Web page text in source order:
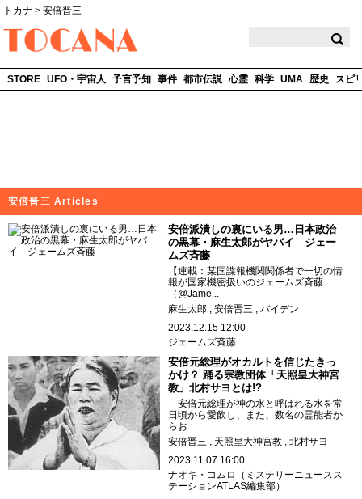
トカナ > 安倍晋三
STORE UFO・宇宙人 予言予知 事件 都市伝説 心霊 科学 UMA 歴史 スピ
安倍晋三 Articles
安倍派潰しの裏にいる男…日本政治
の黒幕・麻生太郎がヤバイ ジェー
ムズ斉藤
【連載：某国諜報機関関係者で一切の情
報が国家機密扱いのジェームズ斉藤
（@Jame...
麻生太郎
安倍晋三
バイデン
2023.12.15 12:00
ジェームズ斉藤
安倍元総理がオカルトを信じたきっ
かけ？ 踊る宗教団体「天照皇大神宮
教」北村サヨとは!?
安倍元総理が神の水と呼ばれる水を常
日頃から愛飲し、また、数名の霊能者か
らお...
安倍晋三
天照皇大神宮教
北村サヨ
2023.11.07 16:00
ナオキ・コムロ（ミステリーニュースス
テーションATLAS編集部）